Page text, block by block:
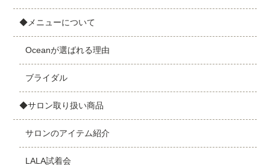
◆メニューについて
Oceanが選ばれる理由
ブライダル
◆サロン取り扱い商品
サロンのアイテム紹介
LALA試着会